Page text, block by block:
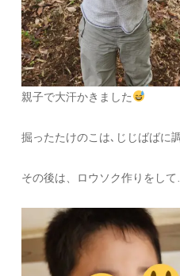
親子で大汗かきました
掘ったたけのこは､じじばばに
その後は、ロウソク作りをして